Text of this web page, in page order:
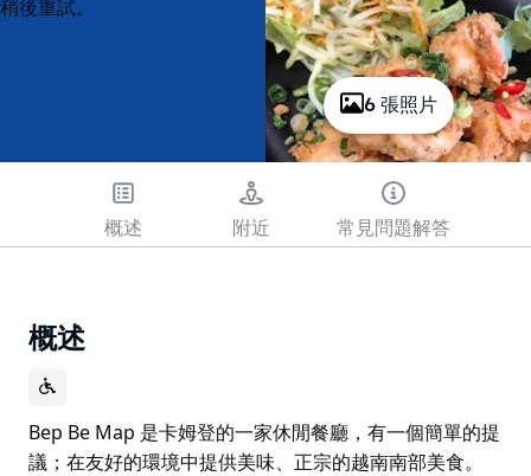
6 張照片
List
List
稍後重試。
概述 附近 常見問題解答
概述
Bep Be Map 是卡姆登的一家休閒餐廳，有一個簡單的提
議；在友好的環境中提供美味、正宗的越南南部美食。